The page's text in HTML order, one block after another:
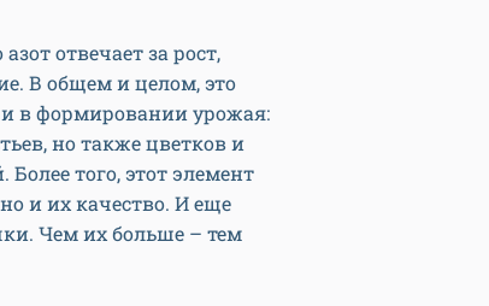
отвечает за рост,
В общем и целом, это
в формировании урожая:
но также цветков и
того, этот элемент
и их качество. И еще
Чем их больше – тем